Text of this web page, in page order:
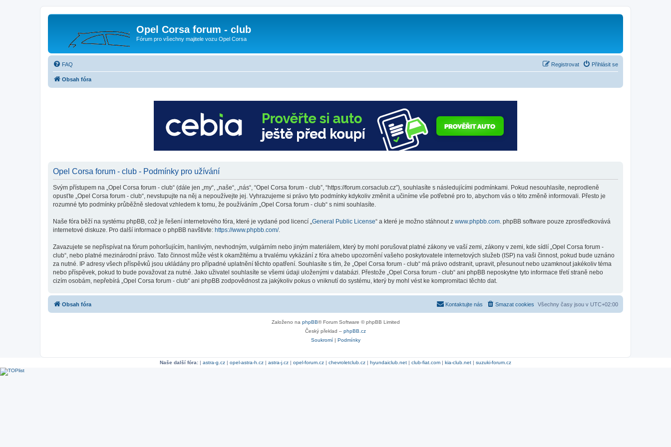
Opel Corsa forum - club
Fórum pro všechny majitele vozu Opel Corsa
FAQ Přihlásit se
Registrovat
Obsah fóra
Opel Corsa forum - club - Podmínky pro užívání
Svým přístupem na „Opel Corsa forum - club“ (dále jen „my“, „naše“, „nás“, “Opel Corsa forum - club”, “https://forum.corsaclub.cz”), souhlasíte s následujícími podmínkami. Pokud nesouhlasíte, neprodleně
opusťte „Opel Corsa forum - club“, nevstupujte na něj a nepoužívejte jej. Vyhrazujeme si právo tyto podmínky kdykoliv změnit a učiníme vše potřebné pro to, abychom vás o této změně informovali. Přesto je
rozumné tyto podmínky průběžně sledovat vzhledem k tomu, že používáním „Opel Corsa forum - club“ s nimi souhlasíte.
Naše fóra běží na systému phpBB, což je řešení internetového fóra, které je vydané pod licencí „ General Public License“ a které je možno stáhnout z www.phpbb.com . phpBB software pouze zprostředkovává
internetové diskuze. Pro další informace o phpBB navštivte: https://www.phpbb.com/.
Zavazujete se nepřispívat na fórum pohoršujícím, hanlivým, nevhodným, vulgárním nebo jiným materiálem, který by mohl porušovat platné zákony ve vaší zemi, zákony v zemi, kde sídlí „Opel Corsa forum -
club“, nebo platné mezinárodní právo. Tato činnost může vést k okamžitému a trvalému vykázání z fóra a/nebo upozornění vašeho poskytovatele internetových služeb (ISP) na vaši činnost, pokud bude uznáno
za nutné. IP adresy všech příspěvků jsou ukládány pro případné uplatnění těchto opatření. Souhlasíte s tím, že „Opel Corsa forum - club“ má právo odstranit, upravit, přesunout nebo uzamknout jakékoliv téma
nebo příspěvek, pokud to bude považovat za nutné. Jako uživatel souhlasíte se všemi údaji uloženými v databázi. Přestože „Opel Corsa forum - club“ ani phpBB neposkytne tyto informace třetí straně nebo
cizím osobám, nepřebírá „Opel Corsa forum - club“ ani phpBB zodpovědnost za jakýkoliv pokus o vniknutí do systému, který by mohl vést ke kompromitaci těchto dat.
Obsah fóra Všechny časy jsou v UTC+02:00
Smazat cookies
Kontaktujte nás
Založeno na phpBB® Forum Software © phpBB Limited
Český překlad – phpBB.cz
Soukromí| Podmínky
Naše další fóra: | astra-g.cz | opel-astra-h.cz | astra-j.cz | opel-forum.cz | chevroletclub.cz | hyundaiclub.net | club-fiat.com | kia-club.net | suzuki-forum.cz